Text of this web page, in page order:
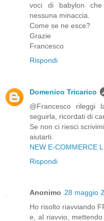
voci di babylon
nessuna minaccia.
Come se ne esce?
Grazie
Francesco
Rispondi
Domenico Tricarico
@Francesco
seguirla, ricordati di
Se non ci riesci
aiutarti.
NEW E-COMMERCE
Rispondi
Anonimo 28 maggio
Ho risolto riavviando
e, al riavvio,